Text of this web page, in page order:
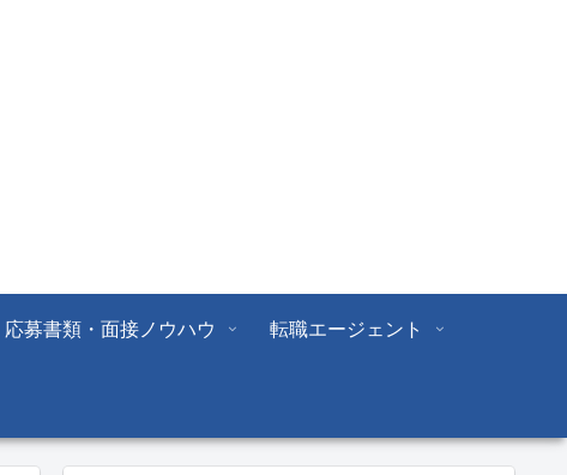
応募書類・面接ノウハウ 転職エージェント